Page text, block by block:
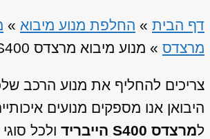
דף הבית » החלפת מנוע מיבוא »
מרצדס » מנוע מיבוא מרצדס S400 הייבריד
צריכים להחליף את מנוע הרכב
היבואן אנו מספקים מנועים
למרצדס S400 הייבריד
ולכל